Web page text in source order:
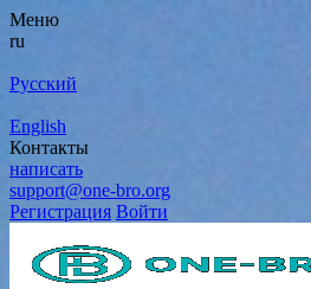
Меню
ru
Русский
English
Контакты
написать
support@one-bro.org
Регистрация Войти